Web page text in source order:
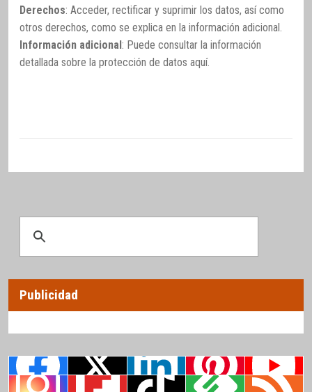
Derechos: Acceder, rectificar y suprimir los datos, así como
otros derechos, como se explica en la información adicional.
Información adicional: Puede consultar la información
detallada sobre la protección de datos aquí.
Publicidad